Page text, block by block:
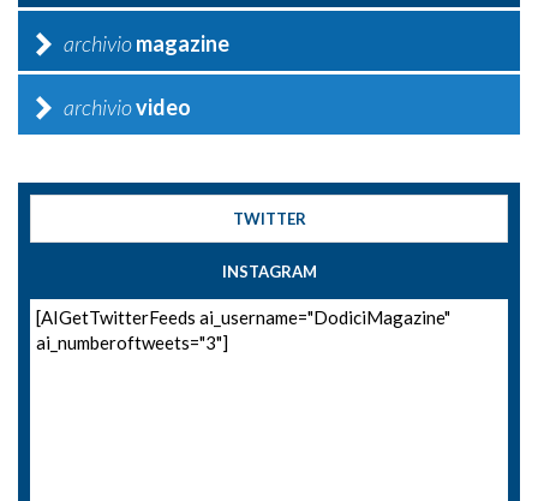
archiviomagazine
archiviovideo
TWITTER
INSTAGRAM
[AIGetTwitterFeeds ai_username="DodiciMagazine"
ai_numberoftweets="3"]